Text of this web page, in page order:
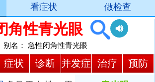
看症状 做检查
角性青光眼
别名： 急性闭角性青光眼
症状 诊断 并发症 治疗 预防